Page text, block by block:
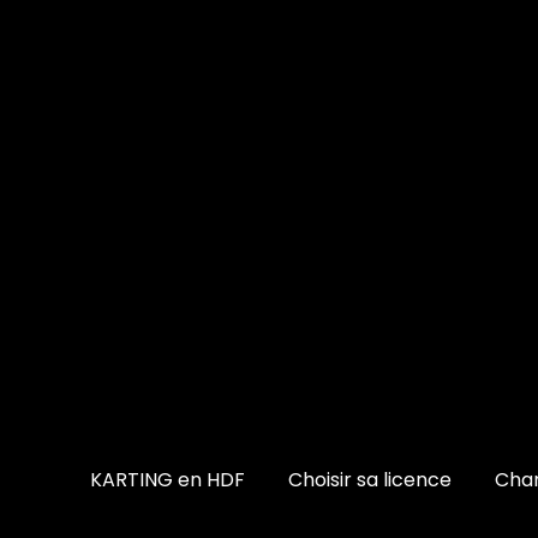
KARTING en HDF Choisir sa licence